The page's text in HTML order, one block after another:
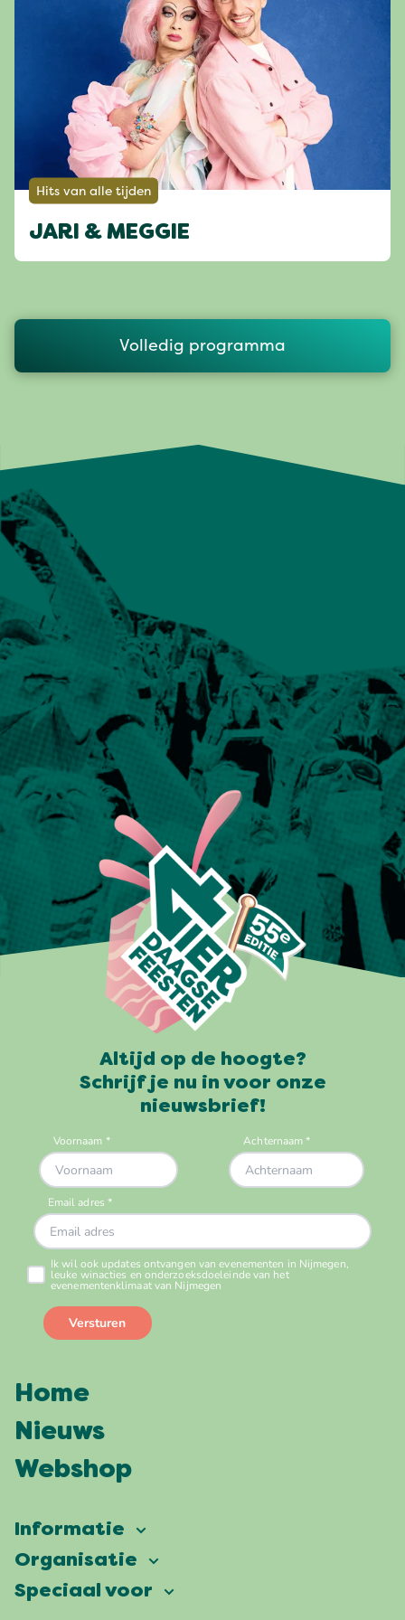
Hits van alle tijden
JARI & MEGGIE
Volledig programma
Altijd op de hoogte?
Schrijf je nu in voor onze
nieuwsbrief!
Home
Nieuws
Webshop
Informatie
Vierdaagsefeesten
Veelgestelde vragen
Organisatie
Onze ambitie
Speciaal voor